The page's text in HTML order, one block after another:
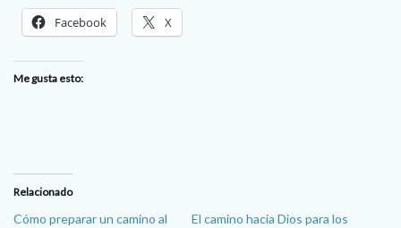
Facebook X
Me gusta esto:
Relacionado
Cómo preparar un camino al
El camino hacia Dios para los